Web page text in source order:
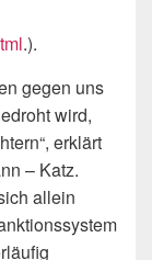
.).
gegen uns
wird,
erklärt
– Katz.
allein